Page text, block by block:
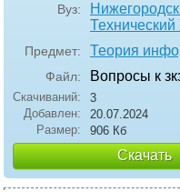
Вуз:
Предмет: Теория
Файл: Вопросы к
Скачиваний:
3
Добавлен:
20.07.2024
Размер:
906 Кб
Скачать